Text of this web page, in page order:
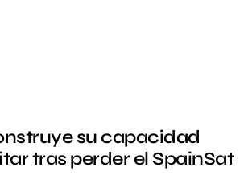
su capacidad
tras perder el SpainSat